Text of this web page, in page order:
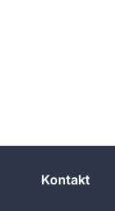
Kontakt